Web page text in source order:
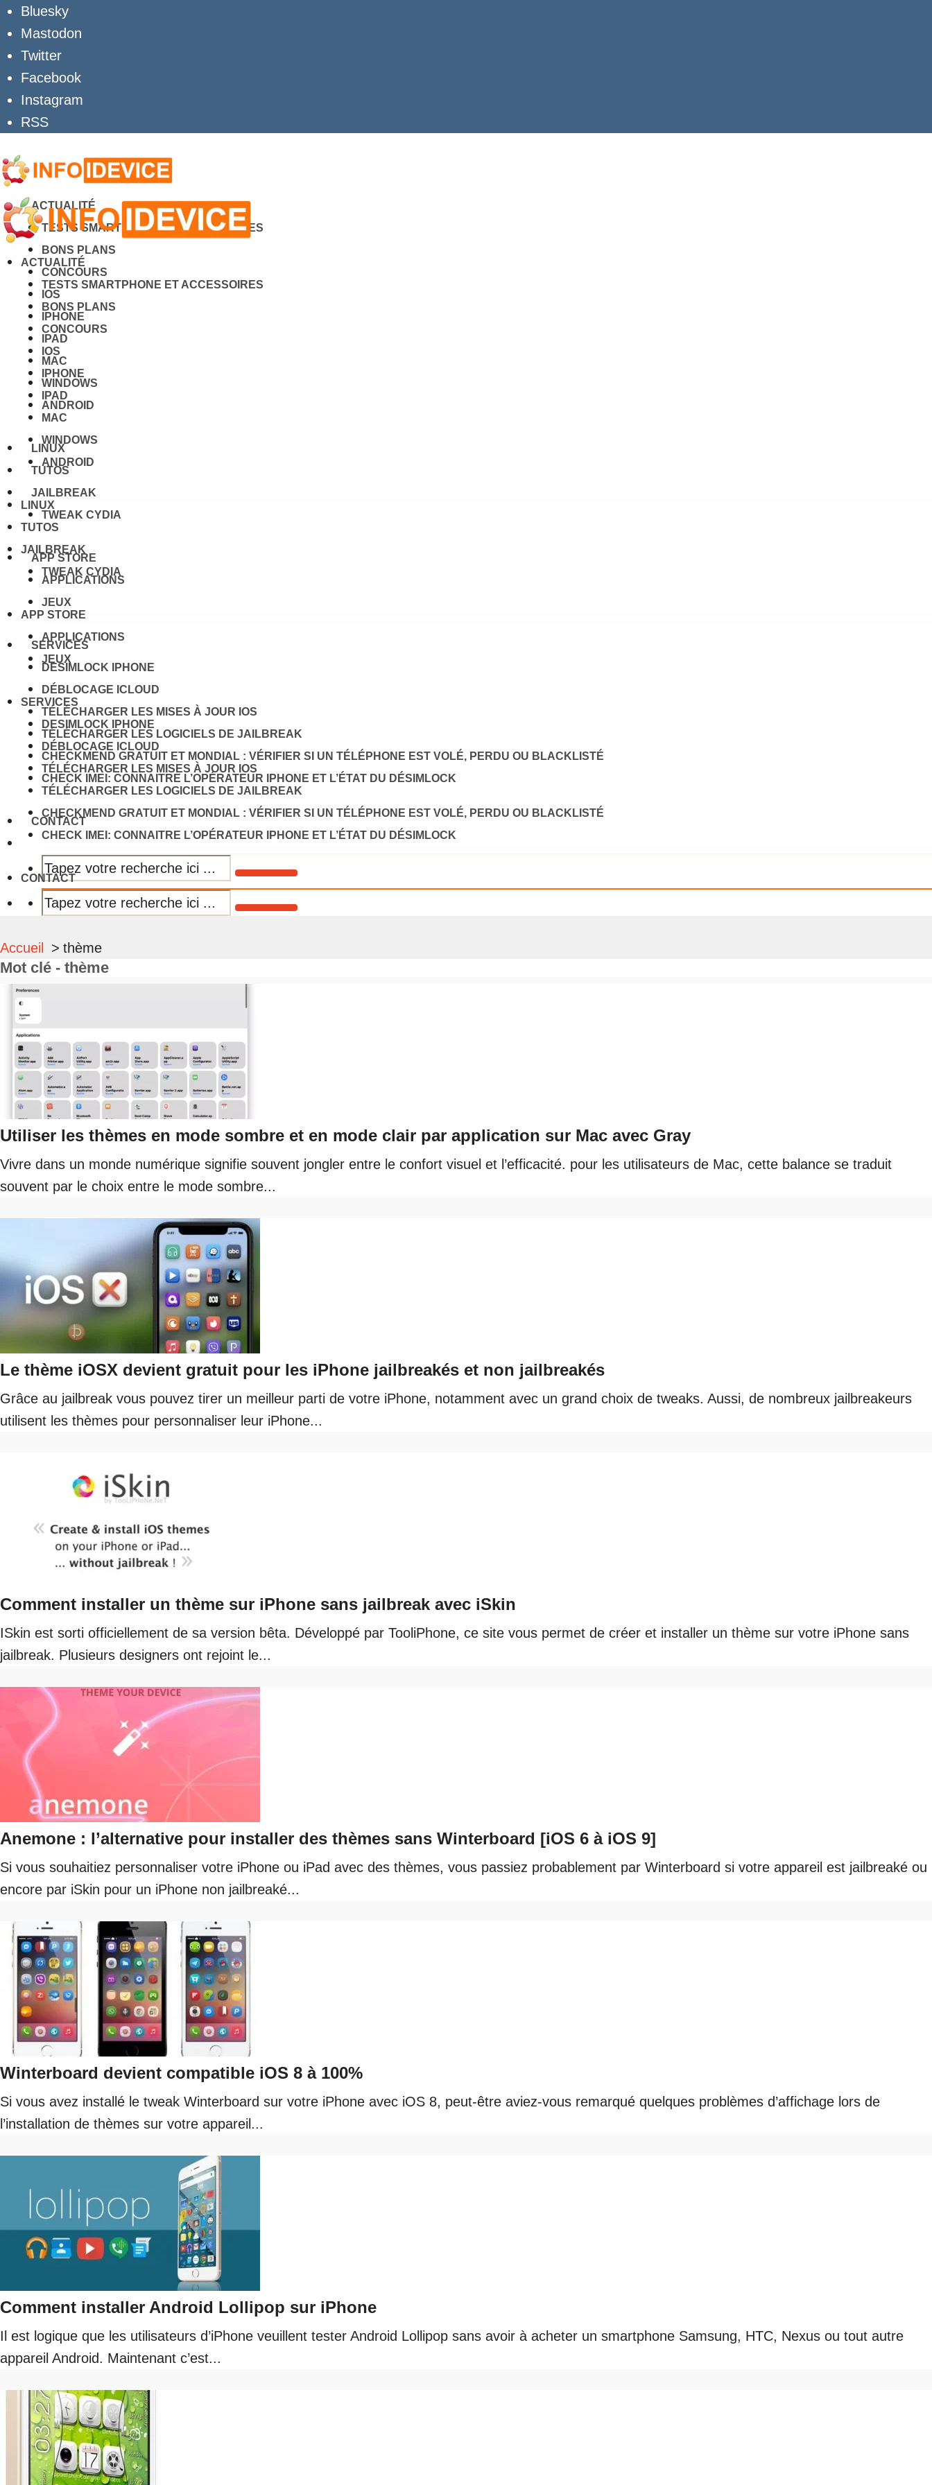
Bluesky
Mastodon
Twitter
Facebook
Instagram
RSS
ACTUALITÉ
TESTS SMARTPHONE ET ACCESSOIRES
BONS PLANS
CONCOURS
IOS
IPHONE
IPAD
MAC
WINDOWS
ANDROID
LINUX
TUTOS
JAILBREAK
TWEAK CYDIA
APP STORE
APPLICATIONS
JEUX
SERVICES
DESIMLOCK IPHONE
DÉBLOCAGE ICLOUD
TÉLÉCHARGER LES MISES À JOUR IOS
TÉLÉCHARGER LES LOGICIELS DE JAILBREAK
CHECKMEND GRATUIT ET MONDIAL : VÉRIFIER SI UN TÉLÉPHONE EST VOLÉ, PERDU OU BLACKLISTÉ
CHECK IMEI: CONNAITRE L’OPÉRATEUR IPHONE ET L’ÉTAT DU DÉSIMLOCK
CONTACT
ACTUALITÉ
TESTS SMARTPHONE ET ACCESSOIRES
BONS PLANS
CONCOURS
IOS
IPHONE
IPAD
MAC
WINDOWS
ANDROID
LINUX
TUTOS
JAILBREAK
TWEAK CYDIA
APP STORE
APPLICATIONS
JEUX
SERVICES
DESIMLOCK IPHONE
DÉBLOCAGE ICLOUD
TÉLÉCHARGER LES MISES À JOUR IOS
TÉLÉCHARGER LES LOGICIELS DE JAILBREAK
CHECKMEND GRATUIT ET MONDIAL : VÉRIFIER SI UN TÉLÉPHONE EST VOLÉ, PERDU OU BLACKLISTÉ
CHECK IMEI: CONNAITRE L’OPÉRATEUR IPHONE ET L’ÉTAT DU DÉSIMLOCK
CONTACT
Accueil thème
Mot clé - thème
Utiliser les thèmes en mode sombre et en mode clair par application sur Mac avec Gray
Vivre dans un monde numérique signifie souvent jongler entre le confort visuel et l’efficacité. pour les utilisateurs de Mac, cette balance se traduit
souvent par le choix entre le mode sombre...
Le thème iOSX devient gratuit pour les iPhone jailbreakés et non jailbreakés
Grâce au jailbreak vous pouvez tirer un meilleur parti de votre iPhone, notamment avec un grand choix de tweaks. Aussi, de nombreux jailbreakeurs
utilisent les thèmes pour personnaliser leur iPhone...
Comment installer un thème sur iPhone sans jailbreak avec iSkin
ISkin est sorti officiellement de sa version bêta. Développé par TooliPhone, ce site vous permet de créer et installer un thème sur votre iPhone sans
jailbreak. Plusieurs designers ont rejoint le...
Anemone : l’alternative pour installer des thèmes sans Winterboard [iOS 6 à iOS 9]
Si vous souhaitiez personnaliser votre iPhone ou iPad avec des thèmes, vous passiez probablement par Winterboard si votre appareil est jailbreaké ou
encore par iSkin pour un iPhone non jailbreaké...
Winterboard devient compatible iOS 8 à 100%
Si vous avez installé le tweak Winterboard sur votre iPhone avec iOS 8, peut-être aviez-vous remarqué quelques problèmes d’affichage lors de
l’installation de thèmes sur votre appareil...
Comment installer Android Lollipop sur iPhone
Il est logique que les utilisateurs d’iPhone veuillent tester Android Lollipop sans avoir à acheter un smartphone Samsung, HTC, Nexus ou tout autre
appareil Android. Maintenant c’est...